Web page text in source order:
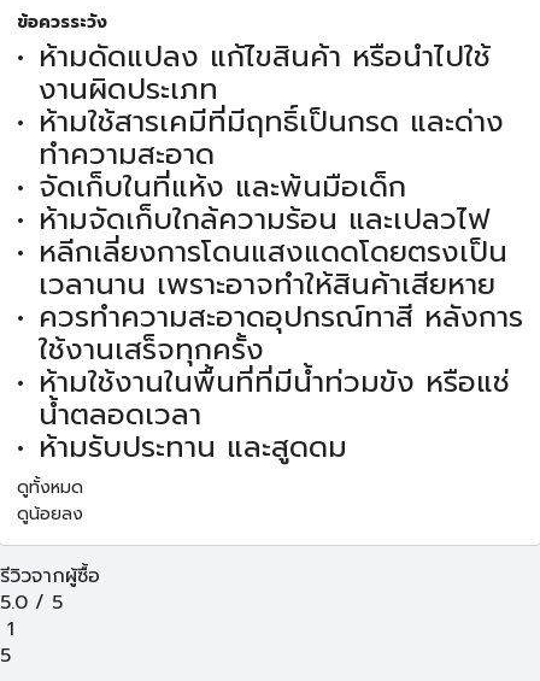
ข้อควรระวัง
ห้ามดัดแปลง แก้ไขสินค้า หรือนำไปใช้
งานผิดประเภท
ห้ามใช้สารเคมีที่มีฤทธิ์เป็นกรด และด่าง
ทำความสะอาด
จัดเก็บในที่แห้ง และพ้นมือเด็ก
ห้ามจัดเก็บใกล้ความร้อน และเปลวไฟ
หลีกเลี่ยงการโดนแสงแดดโดยตรงเป็น
เวลานาน เพราะอาจทำให้สินค้าเสียหาย
ควรทำความสะอาดอุปกรณ์ทาสี หลังการ
ใช้งานเสร็จทุกครั้ง
ห้ามใช้งานในพื้นที่ที่มีน้ำท่วมขัง หรือแช่
น้ำตลอดเวลา
ห้ามรับประทาน และสูดดม
ดูทั้งหมด
ดูน้อยลง
รีวิวจากผู้ซื้อ
5.0 / 5
1
5